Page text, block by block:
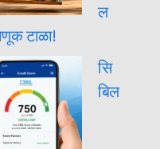
ल
टाळा!
सि
बिल